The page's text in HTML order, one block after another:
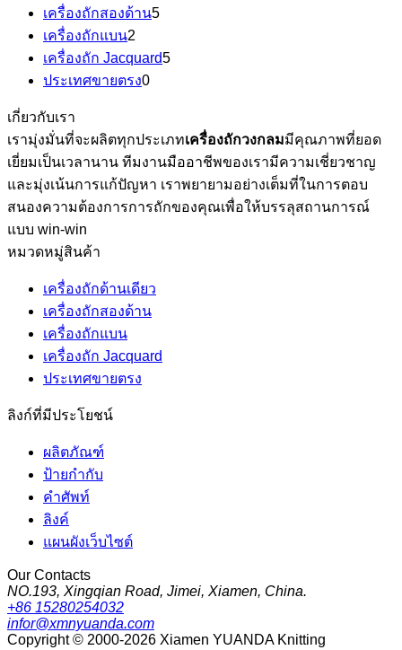
เครื่องถักสองด้าน5
เครื่องถักแบน2
เครื่องถัก Jacquard5
ประเทศขายตรง0
เกี่ยวกับเรา
เรามุ่งมั่นที่จะผลิตทุกประเภทเครื่องถักวงกลมมีคุณภาพที่ยอด
เยี่ยมเป็นเวลานาน ทีมงานมืออาชีพของเรามีความเชี่ยวชาญ
และมุ่งเน้นการแก้ปัญหา เราพยายามอย่างเต็มที่ในการตอบ
สนองความต้องการการถักของคุณเพื่อให้บรรลุสถานการณ์
แบบ win-win
หมวดหมู่สินค้า
เครื่องถักด้านเดียว
เครื่องถักสองด้าน
เครื่องถักแบน
เครื่องถัก Jacquard
ประเทศขายตรง
ลิงก์ที่มีประโยชน์
ผลิตภัณฑ์
ป้ายกำกับ
คำศัพท์
ลิงค์
แผนผังเว็บไซต์
Our Contacts
NO.193, Xingqian Road, Jimei, Xiamen, China.
+86 15280254032
infor@xmnyuanda.com
Copyright © 2000-2026 Xiamen YUANDA Knitting